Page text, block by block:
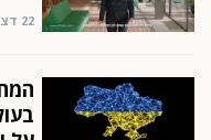
22 דצמ 2021